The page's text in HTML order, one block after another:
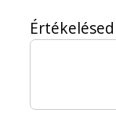
Értékelésed